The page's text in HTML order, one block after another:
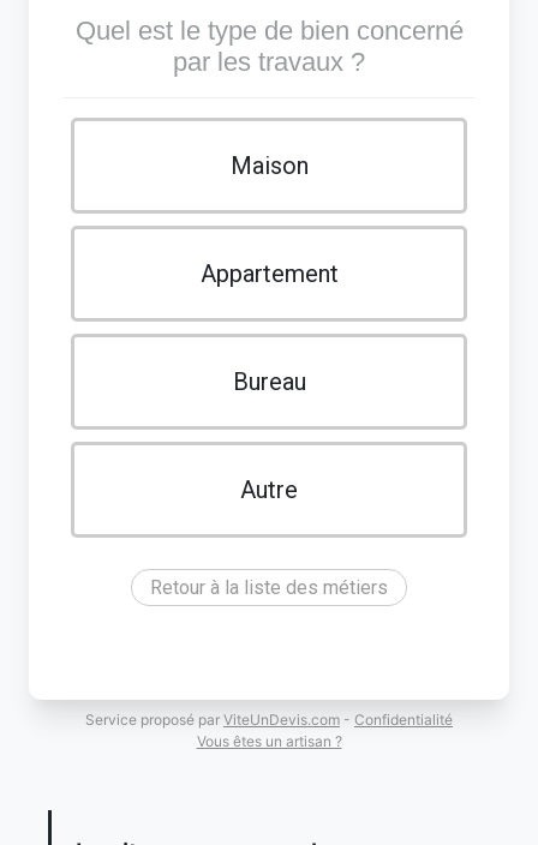
Quel est le type de bien concerné
par les travaux ?
Maison
Appartement
Bureau
Autre
Retour à la liste des métiers
Service proposé par ViteUnDevis.com - Confidentialité
Vous êtes un artisan ?